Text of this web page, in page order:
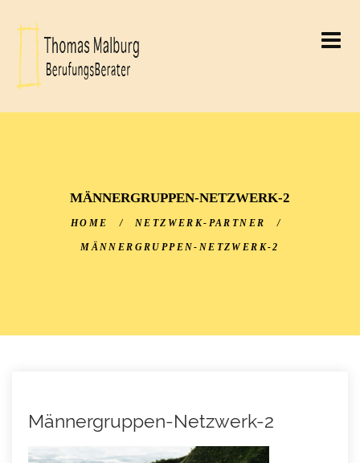
THOMAS MALBURG
MÄNNERGRUPPEN-NETZWERK-2
HOME / NETZWERK-PARTNER /
MÄNNERGRUPPEN-NETZWERK-2
Männergruppen-Netzwerk-2